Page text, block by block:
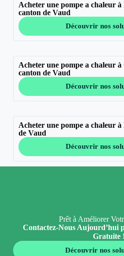
Acheter une pompe a chaleur à
canton de Vaud
Découvrir nos
Acheter une pompe a chaleur à
canton de Vaud
Découvrir nos
Acheter une pompe a chaleur à
de Vaud
Découvrir nos
Prêt à Améliorer
Contactez-Nous Aujourd’hui
Gratuite !
Découvrir nos